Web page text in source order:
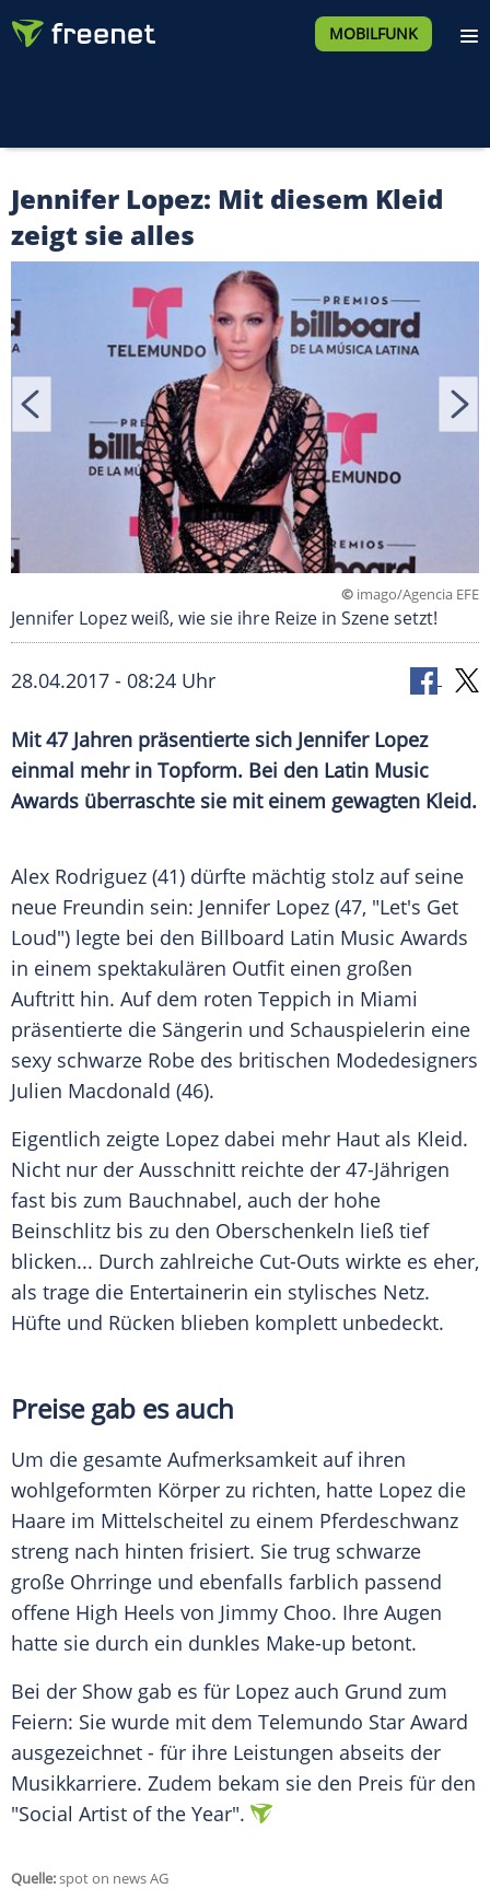
MOBILFUNK
Jennifer Lopez: Mit diesem Kleid
zeigt sie alles
© imago/Agencia EFE
Jennifer Lopez weiß, wie sie ihre Reize in Szene setzt!
28.04.2017 - 08:24 Uhr
Mit 47 Jahren präsentierte sich Jennifer Lopez
einmal mehr in Topform. Bei den Latin Music
Awards überraschte sie mit einem gewagten Kleid.
Alex Rodriguez (41) dürfte mächtig stolz auf seine
neue Freundin sein: Jennifer Lopez (47, "Let's Get
Loud") legte bei den Billboard Latin Music Awards
in einem spektakulären Outfit einen großen
Auftritt hin. Auf dem roten Teppich in Miami
präsentierte die Sängerin und Schauspielerin eine
sexy schwarze Robe des britischen Modedesigners
Julien Macdonald (46).
Eigentlich zeigte Lopez dabei mehr Haut als Kleid.
Nicht nur der Ausschnitt reichte der 47-Jährigen
fast bis zum Bauchnabel, auch der hohe
Beinschlitz bis zu den Oberschenkeln ließ tief
blicken... Durch zahlreiche Cut-Outs wirkte es eher,
als trage die Entertainerin ein stylisches Netz.
Hüfte und Rücken blieben komplett unbedeckt.
Preise gab es auch
Um die gesamte Aufmerksamkeit auf ihren
wohlgeformten Körper zu richten, hatte Lopez die
Haare im Mittelscheitel zu einem Pferdeschwanz
streng nach hinten frisiert. Sie trug schwarze
große Ohrringe und ebenfalls farblich passend
offene High Heels von Jimmy Choo. Ihre Augen
hatte sie durch ein dunkles Make-up betont.
Bei der Show gab es für Lopez auch Grund zum
Feiern: Sie wurde mit dem Telemundo Star Award
ausgezeichnet - für ihre Leistungen abseits der
Musikkarriere. Zudem bekam sie den Preis für den
"Social Artist of the Year".
Quelle:spot on news AG